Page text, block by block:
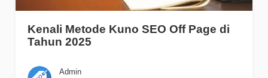
Kenali Metode Kuno SEO Off Page di
Tahun 2025
Admin